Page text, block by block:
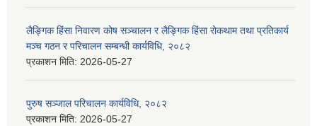
लैङ्गिक हिंसा निवारण कोष सञ्चालन र लैङ्गिक हिंसा रोकथाम तथा प्रतिकार्य
मञ्च गठन र परिचालन सम्बन्धी कार्यविधि, २०८२
प्रकाशन मिति: 2026-05-27
पुरुष सञ्जाल परिचालन कार्यविधि, २०८२
प्रकाशन मिति: 2026-05-27